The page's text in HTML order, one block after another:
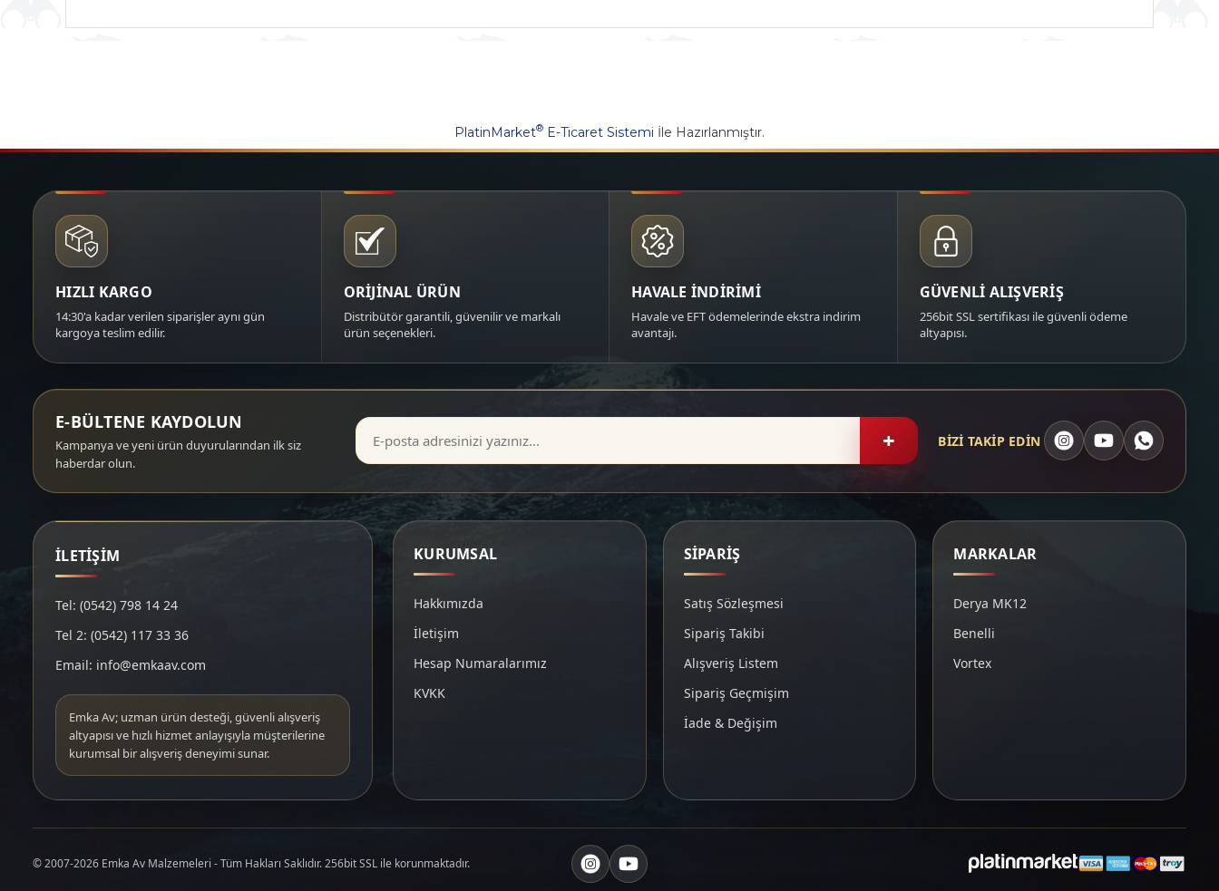
PlatinMarket® E-Ticaret Sistemi İle Hazırlanmıştır.
HIZLI KARGO
14:30'a kadar verilen siparişler aynı gün
kargoya teslim edilir.
ORİJİNAL ÜRÜN
Distribütör garantili, güvenilir ve markalı
ürün seçenekleri.
HAVALE İNDİRİMİ
Havale ve EFT ödemelerinde ekstra indirim
avantajı.
GÜVENLİ ALIŞVERİŞ
256bit SSL sertifikası ile güvenli ödeme
altyapısı.
E-BÜLTENE KAYDOLUN
Kampanya ve yeni ürün duyurularından ilk siz
haberdar olun.
+ BİZİ TAKİP EDİN
İLETİŞİM
Tel: (0542) 798 14 24
Tel 2: (0542) 117 33 36
Email: info@emkaav.com
Emka Av; uzman ürün desteği, güvenli alışveriş
altyapısı ve hızlı hizmet anlayışıyla müşterilerine
kurumsal bir alışveriş deneyimi sunar.
KURUMSAL
Hakkımızda
İletişim
Hesap Numaralarımız
KVKK
SİPARİŞ
Satış Sözleşmesi
Sipariş Takibi
Alışveriş Listem
Sipariş Geçmişim
İade & Değişim
MARKALAR
Derya MK12
Benelli
Vortex
© 2007-2026 Emka Av Malzemeleri - Tüm Hakları Saklıdır. 256bit SSL ile korunmaktadır.